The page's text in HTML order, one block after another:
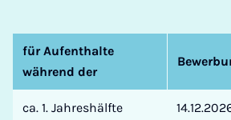
für Aufenthalte
während der
ca. 1. Jahreshälfte